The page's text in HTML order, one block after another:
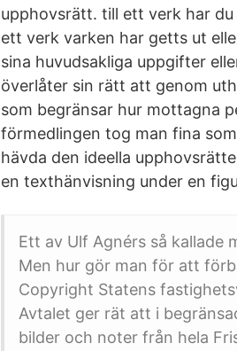
upphovsrätt. till ett verk har
ett verk varken har getts ut
sina huvudsakliga uppgifter
överlåter sin rätt att genom
som begränsar hur mottagna
förmedlingen tog man fina
hävda den ideella
en texthänvisning under en
Ett av Ulf Agnérs så kallade
Men hur gör man för att
Copyright Statens
Avtalet ger rät att i
bilder och noter från hela